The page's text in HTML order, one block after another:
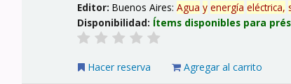
Editor:Buenos Aires:Agua y energía eléctrica,
Disponibilidad: Ítems disponibles para
Hacer reserva Agregar al carrito